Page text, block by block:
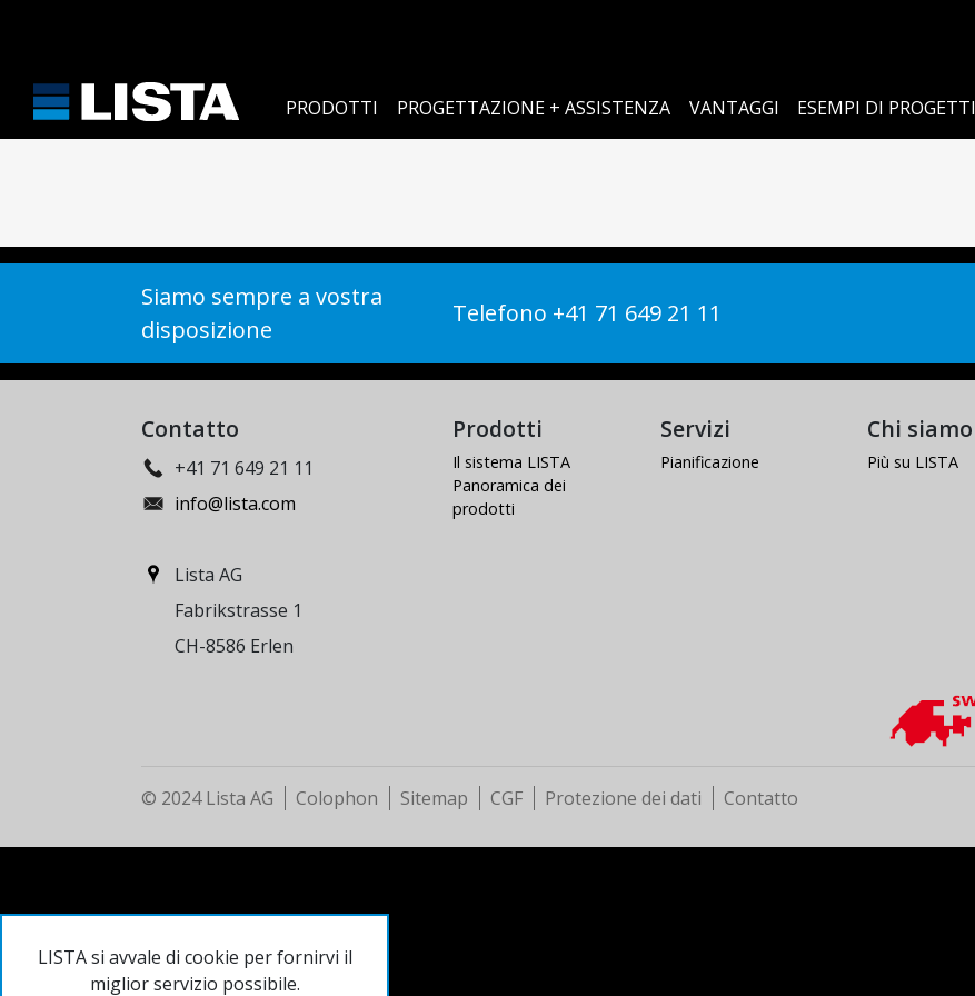
LISTA si avvale di cookie per fornirvi il
miglior servizio possibile.
PRODOTTI PROGETTAZIONE + ASSISTENZA VANTAGGI ESEMPI DI PROGETTI
Siamo sempre a vostra
disposizione
Telefono +41 71 649 21 11
Contatto
+41 71 649 21 11
info@lista.com
Lista AG
Fabrikstrasse 1
CH-8586 Erlen
Prodotti
Il sistema LISTA
Panoramica dei
prodotti
Servizi
Pianificazione
Chi siamo
Più su LISTA
© 2024 Lista AG Colophon Sitemap CGF Protezione dei dati Contatto